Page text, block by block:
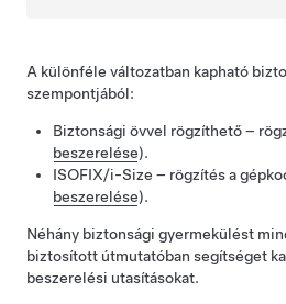
A különféle változatban kapható
szempontjából:
Biztonsági övvel rögzíthető –
beszerelése).
ISOFIX/i-Size – rögzítés a
beszerelése).
Néhány biztonsági gyermekülést
biztosított útmutatóban segítséget
beszerelési utasításokat.